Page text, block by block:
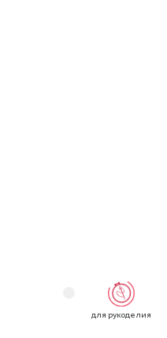
для рукоделия